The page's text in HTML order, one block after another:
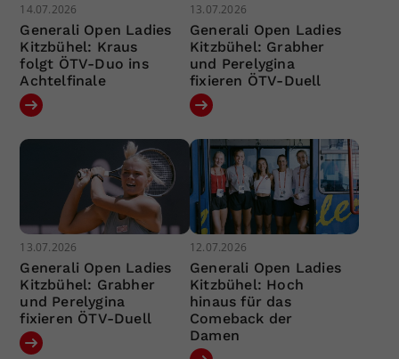
14.07.2026
Generali Open Ladies
Kitzbühel: Kraus
folgt ÖTV-Duo ins
Achtelfinale
13.07.2026
Generali Open Ladies
Kitzbühel: Grabher
und Perelygina
fixieren ÖTV-Duell
13.07.2026
Generali Open Ladies
Kitzbühel: Grabher
und Perelygina
fixieren ÖTV-Duell
12.07.2026
Generali Open Ladies
Kitzbühel: Hoch
hinaus für das
Comeback der
Damen